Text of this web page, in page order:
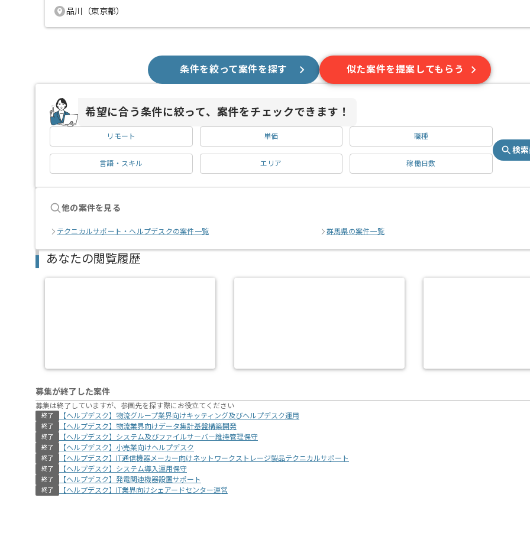
品川（東京都）
条件を絞って案件を探す 似た案件を提案してもらう
希望に合う条件に絞って、案件をチェックできます！
リモート 単価 職種
言語・スキル エリア 稼働日数
検
他の案件を見る
テクニカルサポート・ヘルプデスクの案件一覧 群馬県の案件一覧
あなたの閲覧履歴
募集が終了した案件
募集は終了していますが、参画先を探す際にお役立てください
終了 【ヘルプデスク】物流グループ業界向けキッティング及びヘルプデスク運用
終了 【ヘルプデスク】物流業界向けデータ集計基盤構築開発
終了 【ヘルプデスク】システム及びファイルサーバー維持管理保守
終了 【ヘルプデスク】小売業向けヘルプデスク
終了 【ヘルプデスク】IT通信機器メーカー向けネットワークストレージ製品テクニカルサポート
終了 【ヘルプデスク】システム導入運用保守
終了 【ヘルプデスク】発電関連機器設置サポート
終了 【ヘルプデスク】IT業界向けシェアードセンター運営